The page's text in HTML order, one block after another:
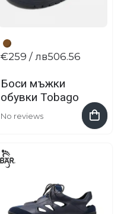
Боси мъжки
обувки Tobago
No reviews
€259 / лв506.56